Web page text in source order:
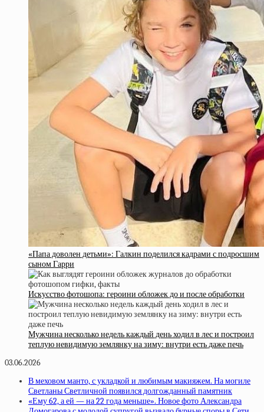
«Папа доволен детьми»: Галкин поделился кадрами с подросшим
сыном Гарри
Искусство фотошопа: героини обложек до и после обработки
Мужчина несколько недель каждый день ходил в лес и построил
теплую невидимую землянку на зиму: внутри есть даже печь
03.06.2026
В меховом манто, с укладкой и любимым макияжем. На могиле
Светланы Светличной появился долгожданный памятник
«Ему 62, а ей — на 22 года меньше». Новое фото Александра